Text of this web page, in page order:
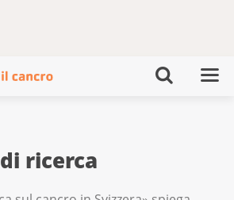
ricerca